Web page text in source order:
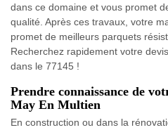
dans ce domaine et vous promet
qualité. Après ces travaux, votre
promet de meilleurs parquets
Recherchez rapidement votre
dans le 77145 !
Prendre connaissance de
May En Multien
En construction ou dans la